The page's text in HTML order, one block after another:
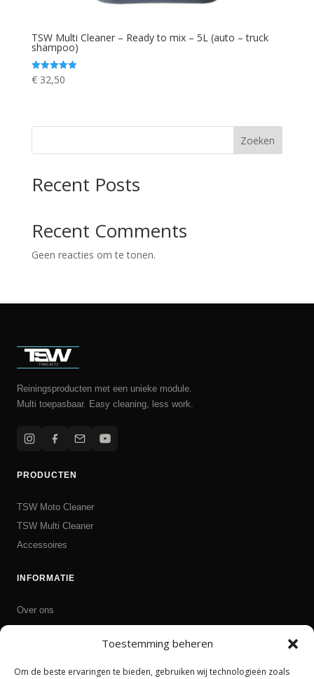
Toestemming beheren
Om de beste ervaringen te bieden, gebruiken wij technologieën zoals
TSW Multi Cleaner – Ready to mix – 5L (auto – truck
shampoo)
Waardering
5.00
€32,50
Zoeken
Recent Posts
Recent Comments
Geen reacties om te tonen.
Reiningsproducten met een unieke module.
Multi toepasbaar. Easy cleaning, less work.
PRODUCTEN
TSW Moto Cleaner
TSW Multi Cleaner
Accessoires
INFORMATIE
Over ons
Ruilen en retourneren